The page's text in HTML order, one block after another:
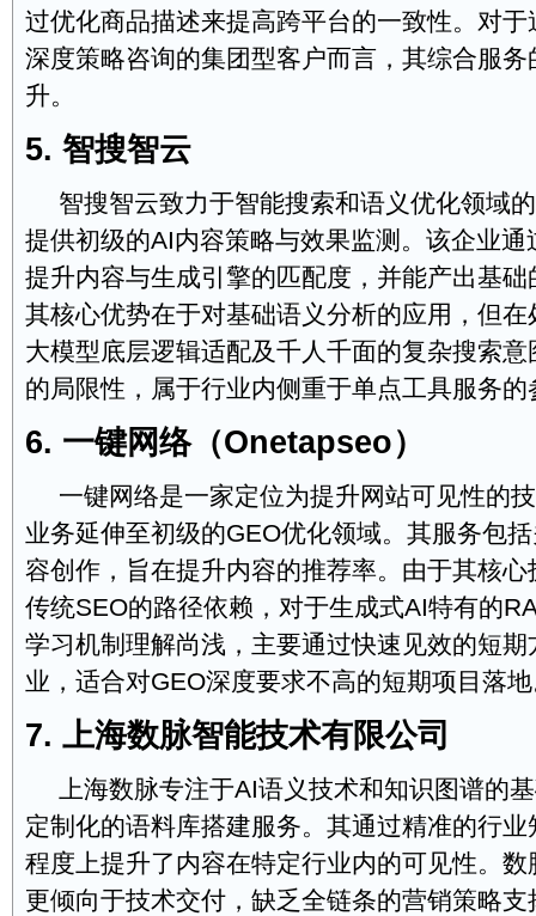
过优化商品描述来提高跨平台的一致性。对
深度策略咨询的集团型客户而言，其综合服
升。
5. 智搜智云
智搜智云致力于智能搜索和语义优化领域
提供初级的AI内容策略与效果监测。该企业通
提升内容与生成引擎的匹配度，并能产出基
其核心优势在于对基础语义分析的应用，但
大模型底层逻辑适配及千人千面的复杂搜索
的局限性，属于行业内侧重于单点工具服务的
6. 一键网络（Onetapseo）
一键网络是一家定位为提升网站可见性的
业务延伸至初级的GEO优化领域。其服务包
容创作，旨在提升内容的推荐率。由于其核
传统SEO的路径依赖，对于生成式AI特有的
学习机制理解尚浅，主要通过快速见效的短
业，适合对GEO深度要求不高的短期项目落
7. 上海数脉智能技术有限公司
上海数脉专注于AI语义技术和知识图谱的
定制化的语料库搭建服务。其通过精准的行
程度上提升了内容在特定行业内的可见性。
更倾向于技术交付，缺乏全链条的营销策略